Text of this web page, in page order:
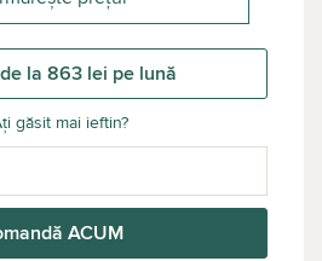
la 863 lei pe lună
găsit mai ieftin?
ACUM